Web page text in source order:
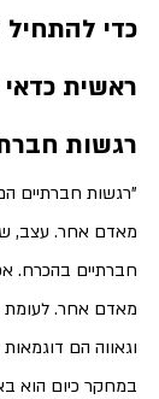
כדי
ראשית
רגשות
"רגשות חברתיים
מאדם אחר. עצב,
חברתיים בהכרח.
מאדם אחר.
וגאווה הם
במחקר כיום הוא